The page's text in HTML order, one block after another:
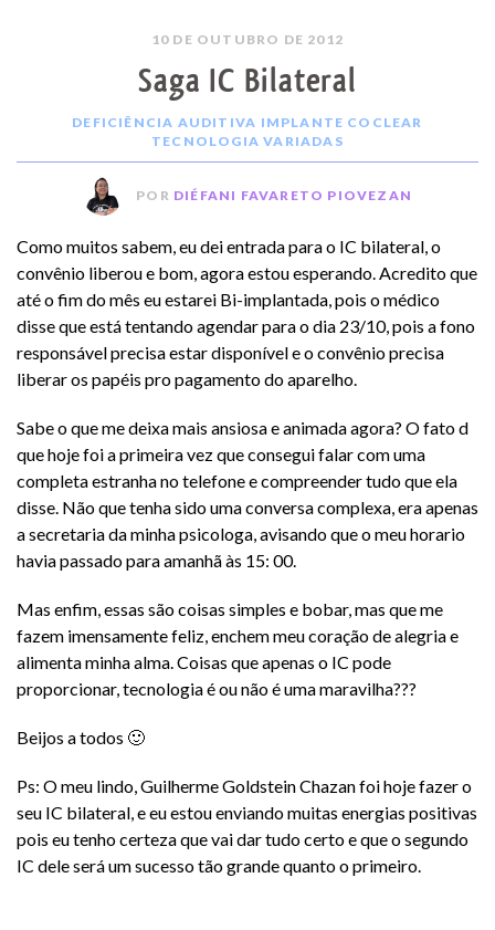
10 DE OUTUBRO DE 2012
Saga IC Bilateral
DEFICIÊNCIA AUDITIVA IMPLANTE COCLEAR
TECNOLOGIA VARIADAS
POR DIÉFANI FAVARETO PIOVEZAN
Como muitos sabem, eu dei entrada para o IC bilateral, o
convênio liberou e bom, agora estou esperando. Acredito que
até o fim do mês eu estarei Bi-implantada, pois o médico
disse que está tentando agendar para o dia 23/10, pois a fono
responsável precisa estar disponível e o convênio precisa
liberar os papéis pro pagamento do aparelho.
Sabe o que me deixa mais ansiosa e animada agora? O fato d
que hoje foi a primeira vez que consegui falar com uma
completa estranha no telefone e compreender tudo que ela
disse. Não que tenha sido uma conversa complexa, era apenas
a secretaria da minha psicologa, avisando que o meu horario
havia passado para amanhã às 15: 00.
Mas enfim, essas são coisas simples e bobar, mas que me
fazem imensamente feliz, enchem meu coração de alegria e
alimenta minha alma. Coisas que apenas o IC pode
proporcionar, tecnologia é ou não é uma maravilha???
Beijos a todos 🙂
Ps: O meu lindo, Guilherme Goldstein Chazan foi hoje fazer o
seu IC bilateral, e eu estou enviando muitas energias positivas
pois eu tenho certeza que vai dar tudo certo e que o segundo
IC dele será um sucesso tão grande quanto o primeiro.